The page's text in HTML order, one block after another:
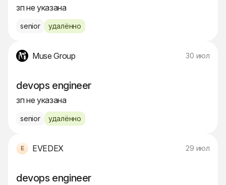
зп не указана
senior удалённо
Muse Group 30 июл
devops engineer
зп не указана
senior удалённо
EVEDEX 29 июл
devops engineer